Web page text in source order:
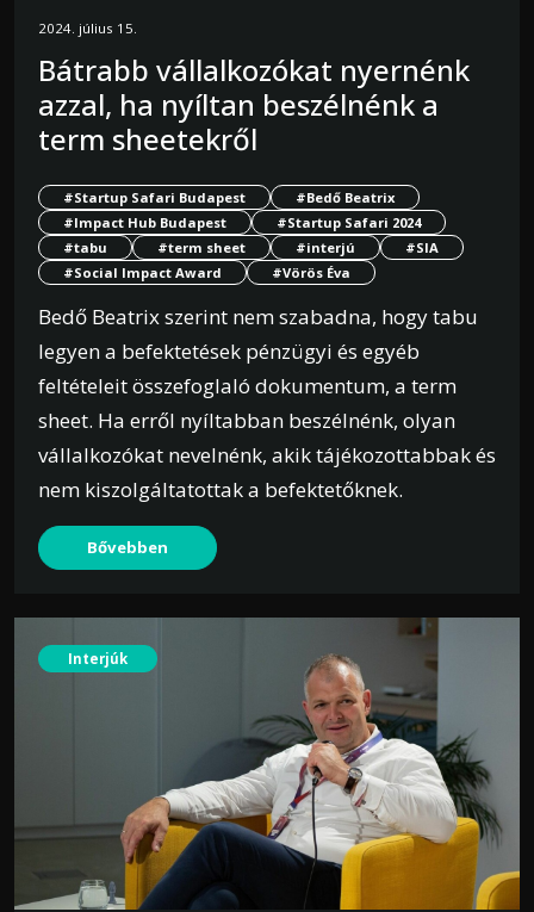
2024. július 15.
Bátrabb vállalkozókat nyernénk
azzal, ha nyíltan beszélnénk a
term sheetekről
#Startup Safari Budapest
#Bedő Beatrix
#Impact Hub Budapest
#Startup Safari 2024
#tabu
#term sheet #interjú
#SIA
#Social Impact Award
#Vörös Éva
Bedő Beatrix szerint nem szabadna, hogy tabu
legyen a befektetések pénzügyi és egyéb
feltételeit összefoglaló dokumentum, a term
sheet. Ha erről nyíltabban beszélnénk, olyan
vállalkozókat nevelnénk, akik tájékozottabbak és
nem kiszolgáltatottak a befektetőknek.
Bővebben
Interjúk